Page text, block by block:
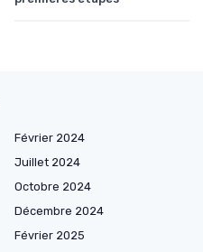
Février 2024
Juillet 2024
Octobre 2024
Décembre 2024
Février 2025